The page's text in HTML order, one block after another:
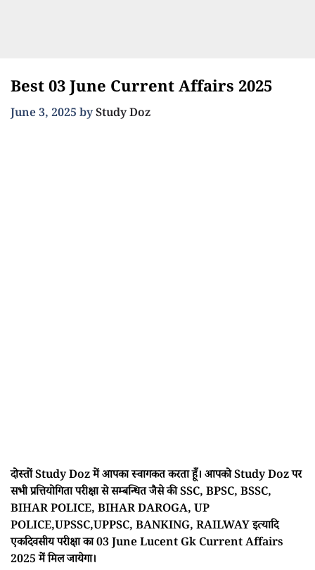
Best 03 June Current Affairs 2025
June 3, 2025 byStudy Doz
दोस्तों Study Doz में आपका स्वागकत करता हूँ। आपको Study Doz पर
सभी प्रत्तियोगिता परीक्षा से सम्बन्धित जैसे की SSC, BPSC, BSSC,
BIHAR POLICE, BIHAR DAROGA, UP
POLICE,UPSSC,UPPSC, BANKING, RAILWAY इत्यादि
एकदिवसीय परीक्षा का 03 June Lucent Gk Current Affairs
2025 में मिल जायेगा।